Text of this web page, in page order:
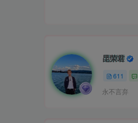
昆荣君
611
永不言弃